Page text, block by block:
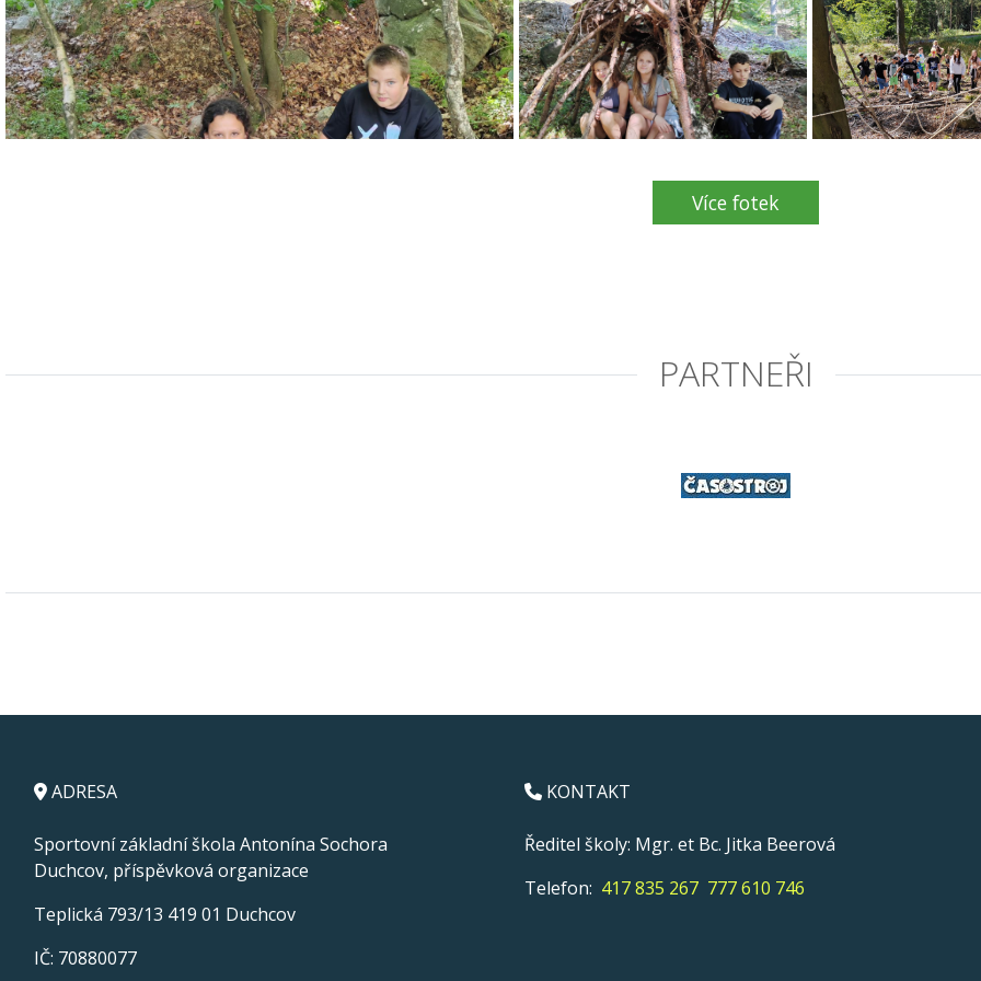
Více fotek
PARTNEŘI
ADRESA
Sportovní základní škola Antonína Sochora
Duchcov, příspěvková organizace
Teplická 793/13 419 01 Duchcov
IČ: 70880077
KONTAKT
Ředitel školy: Mgr. et Bc. Jitka Beerová
Telefon: 417 835 267 777 610 746